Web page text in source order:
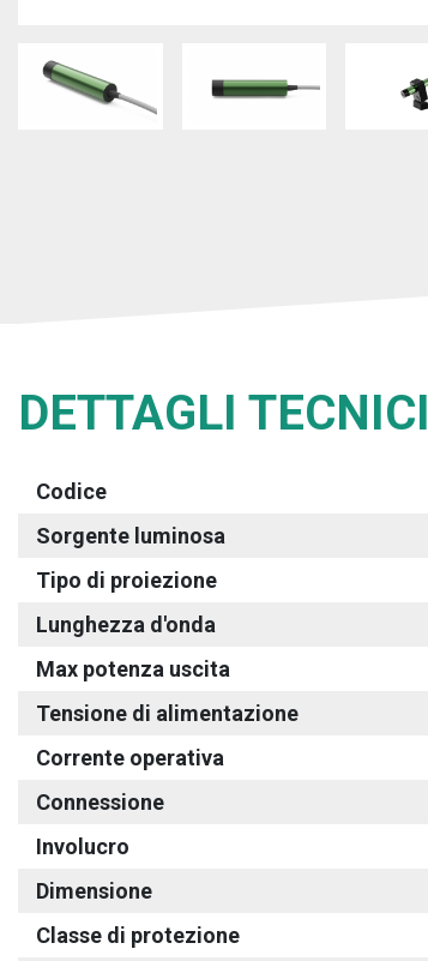
DETTAGLI TECNICI
Codice
Sorgente luminosa
Tipo di proiezione
Lunghezza d'onda
Max potenza uscita
Tensione di alimentazione
Corrente operativa
Connessione
Involucro
Dimensione
Classe di protezione